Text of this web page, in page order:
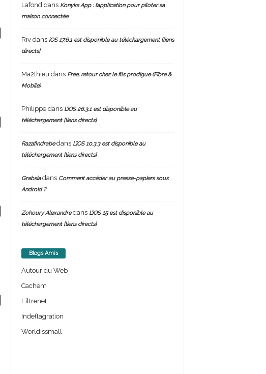
Lafond dans Konyks App : l’application pour piloter sa
maison connectée
Rivdans iOS 17.6.1 est disponible au téléchargement [liens
directs]
Ma2thieu dans Free, retour chez le fils prodigue (Fibre &
Mobile)
Philippedans L’iOS 26.3.1 est disponible au
téléchargement [liens directs]
Razafindrabedans L’iOS 10.3.3 est disponible au
téléchargement [liens directs]
Grabsiadans Comment accéder au presse-papiers sous
Android ?
Zohoury Alexandredans L’iOS 15 est disponible au
téléchargement [liens directs]
Blogs Amis
Autour du Web
Cachem
Filtrenet
Indeflagration
Worldissmall